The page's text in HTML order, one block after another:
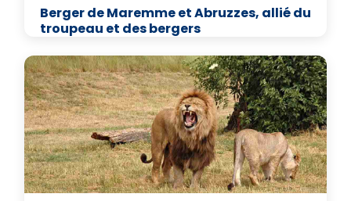
Berger de Maremme et Abruzzes, allié du
troupeau et des bergers